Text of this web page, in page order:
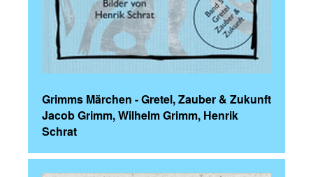
Grimms Märchen - Gretel, Zauber & Zukunft
Jacob Grimm, Wilhelm Grimm, Henrik
Schrat